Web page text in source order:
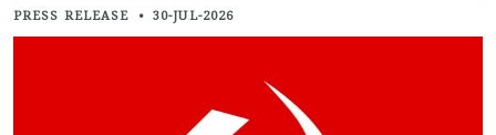
PRESS RELEASE • 30-JUL-2026